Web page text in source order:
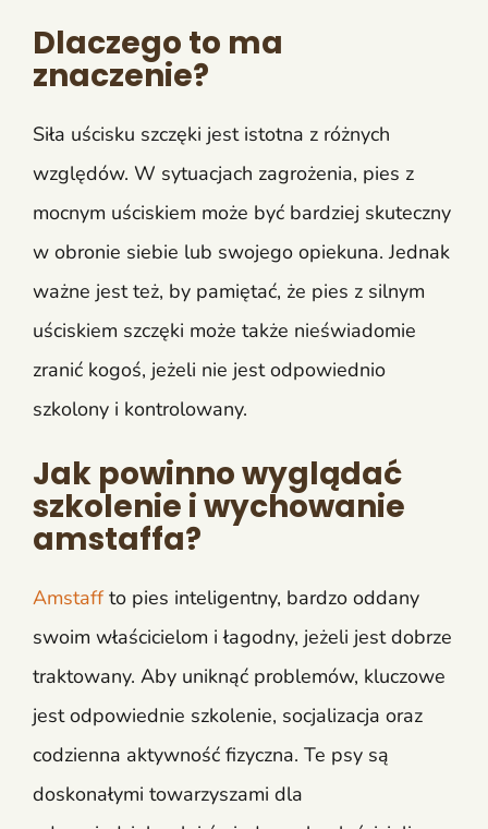
Dlaczego to ma
znaczenie?
Siła uścisku szczęki jest istotna z różnych
względów. W sytuacjach zagrożenia, pies z
mocnym uściskiem może być bardziej skuteczny
w obronie siebie lub swojego opiekuna. Jednak
ważne jest też, by pamiętać, że pies z silnym
uściskiem szczęki może także nieświadomie
zranić kogoś, jeżeli nie jest odpowiednio
szkolony i kontrolowany.
Jak powinno wyglądać
szkolenie i wychowanie
amstaffa?
Amstaffto pies inteligentny, bardzo oddany
swoim właścicielom i łagodny, jeżeli jest dobrze
traktowany. Aby uniknąć problemów, kluczowe
jest odpowiednie szkolenie, socjalizacja oraz
codzienna aktywność fizyczna. Te psy są
doskonałymi towarzyszami dla